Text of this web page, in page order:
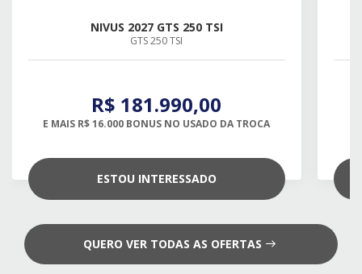
NIVUS 2027 GTS 250 TSI
GTS 250 TSI
R$ 181.990,00
E MAIS R$ 16.000 BONUS NO USADO DA TROCA
ESTOU INTERESSADO
QUERO VER TODAS AS OFERTAS